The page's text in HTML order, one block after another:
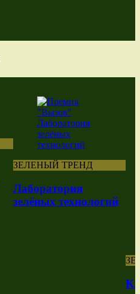
ЗЕЛЕНЫЙ ТРЕНД
Лаборатория
зелёных технологий